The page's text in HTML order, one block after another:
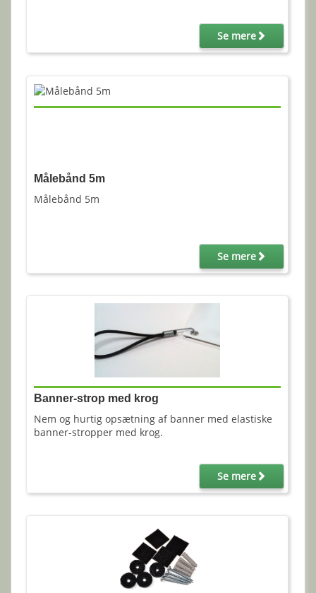
Se mere
Målebånd 5m
Målebånd 5m
Se mere
Banner-strop med krog
Nem og hurtig opsætning af banner med elastiske
banner-stropper med krog.
Se mere